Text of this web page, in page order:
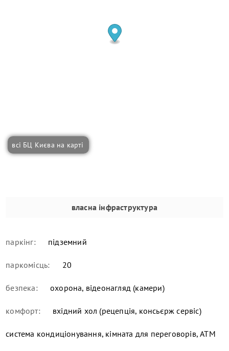
всі БЦ Києва на карті
власна інфраструктура
паркінг: підземний
паркомісць: 20
безпека: охорона, відеонагляд (камери)
комфорт: вхідний хол (рецепція, консьєрж сервіс)
система кондиціонування, кімната для переговорів, ATM